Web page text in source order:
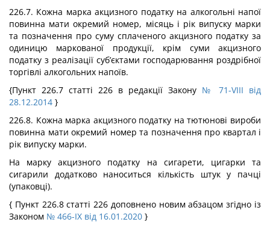
226.7. Кожна марка акцизного податку на алкогольні напої
повинна мати окремий номер, місяць і рік випуску марки
та позначення про суму сплаченого акцизного податку за
одиницю маркованої продукції, крім суми акцизного
податку з реалізації суб’єктами господарювання роздрібної
торгівлі алкогольних напоїв.
{Пункт 226.7 статті 226 в редакції Закону № 71-VIII від
28.12.2014 }
226.8. Кожна марка акцизного податку на тютюнові вироби
повинна мати окремий номер та позначення про квартал і
рік випуску марки.
На марку акцизного податку на сигарети, цигарки та
сигарили додатково наноситься кількість штук у пачці
(упаковці).
{ Пункт 226.8 статті 226 доповнено новим абзацом згідно із
Законом № 466-IX від 16.01.2020 }